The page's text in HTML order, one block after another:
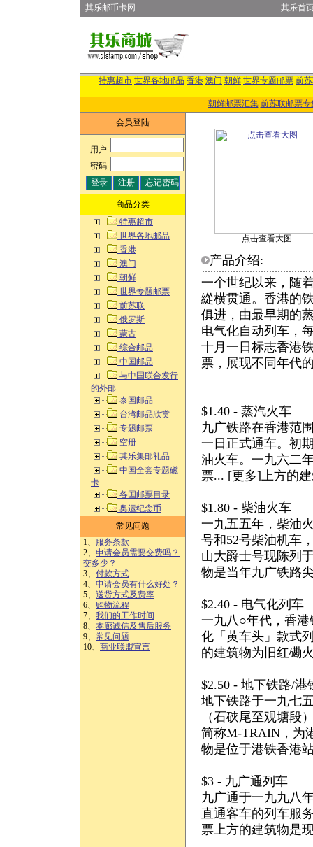
其乐邮币卡网 其乐首
特惠超市 世界各地邮品 香港 澳门 朝鲜 世界专题邮票 前
朝鲜邮票汇集 前苏联邮票专
会员登陆
用户:
密码:
商品分类
特惠超市
世界各地邮品
香港
澳门
朝鲜
世界专题邮票
前苏联
俄罗斯
蒙古
综合邮品
中国邮品
与中国联合发行
的外邮
泰国邮品
台湾邮品欣赏
专题邮票
空册
其乐集邮礼品
中国全套专题磁
卡
各国邮票目录
奥运纪念币
常见问题
1、 服务条款
2、 申请会员需要交费吗？
交多少？
3、 付款方式
4、 申请会员有什么好处？
5、 送货方式及费率
6、 购物流程
7、 我们的工作时间
8、 本廊诚信及售后服务
9、 常见问题
10、 商业联盟宣言
点击查看大图
产品介绍:
一个世纪以来，随
緃横贯通。香港的
俱进，由最早期的
电气化自动列车，
十月一日标志香港
票，展现不同年代
$1.40 - 蒸汽火车
九广铁路在香港范
一日正式通车。初
油火车。一九六二
票... [更多]上方的
$1.80 - 柴油火车
一九五五年，柴油
号和52号柴油机车
山大爵士号现陈列
物是当年九广铁路
$2.40 - 电气化列车
一九八○年代，香
化「黄车头」款式
的建筑物为旧红磡
$2.50 - 地下铁路/
地下铁路于一九七
（石硖尾至观塘段
简称M-TRAIN，为
物是位于港铁香港
$3 - 九广通列车
九广通于一九九八
直通客车的列车服
票上方的建筑物是